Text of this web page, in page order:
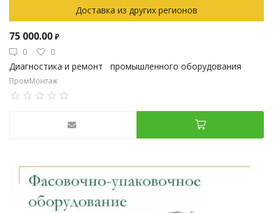
Доставка из других регионов
75 000.00 ₽
0
0
Диагностика и ремонт промышленного оборудования
ПромМонтаж